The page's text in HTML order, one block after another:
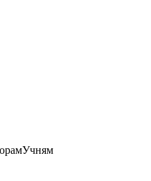
Учням